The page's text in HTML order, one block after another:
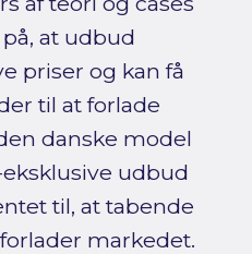
at udbud
priser og kan få
til at forlade
danske model
udbud
til, at tabende
markedet.